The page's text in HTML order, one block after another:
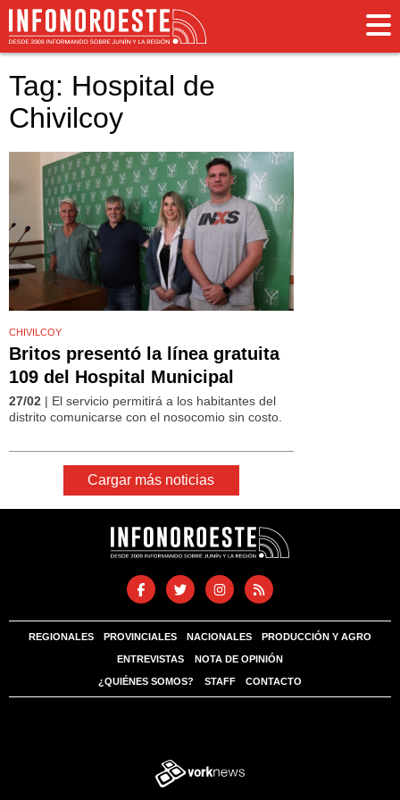
Tag: Hospital de
Chivilcoy
CHIVILCOY
Britos presentó la línea gratuita
109 del Hospital Municipal
27/02 | El servicio permitirá a los habitantes del
distrito comunicarse con el nosocomio sin costo.
Cargar más noticias
REGIONALES PROVINCIALES NACIONALES PRODUCCIÓN Y AGRO
ENTREVISTAS NOTA DE OPINIÓN
¿QUIÉNES SOMOS? STAFF CONTACTO